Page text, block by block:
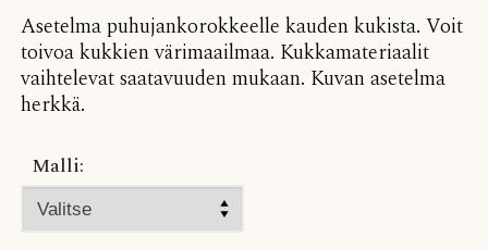
Asetelma puhujankorokkeelle kauden kukista. Voit
toivoa kukkien värimaailmaa. Kukkamateriaalit
vaihtelevat saatavuuden mukaan. Kuvan asetelma
herkkä.
Malli: